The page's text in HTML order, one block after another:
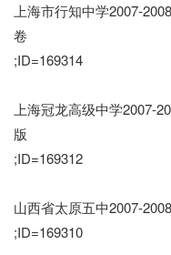
上海市行知中学2007-
卷
;ID=169314
上海冠龙高级中学2007-
版
;ID=169312
山西省太原五中2007-
;ID=169310